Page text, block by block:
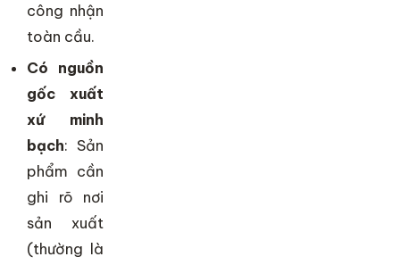
công nhận
toàn cầu.
Có nguồn
gốc xuất
xứ minh
bạch: Sản
phẩm cần
ghi rõ nơi
sản xuất
(thường là